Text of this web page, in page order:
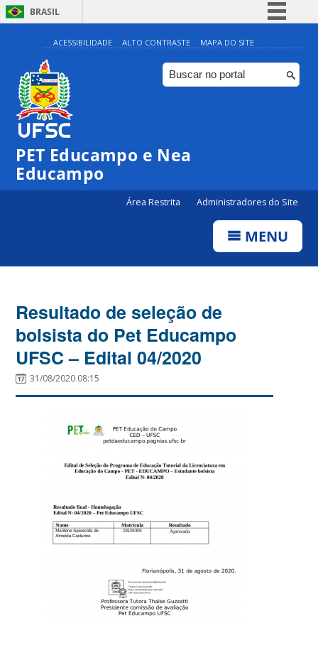
BRASIL
Simplifique!
Comunica BR
Participe
ACESSIBILIDADE ALTO CONTRASTE MAPA DO SITE
PET Educampo e Nea
Educampo
Área Restrita Administradores do Site
MENU
Resultado de seleção de
bolsista do Pet Educampo
UFSC – Edital 04/2020
31/08/2020 08:15